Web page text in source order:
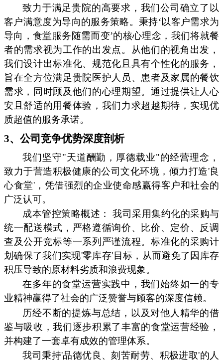
致力于满足贵院的高要求，我们公司确立了以
客户满意度为导向的服务策略。秉持‘以客户需求为
导向，食堂服务随需而变’的核心理念，我们将就餐
者的需求视为工作的出发点。从他们的视角出发，
我们设计出标准化、规范化且具有个性化的服务，
旨在全方位满足贵院医护人员、患者及家属的餐饮
需求，同时顾及他们的心理期望。通过提供让人心
安且舒适的用餐体验，我们力求超越期待，实现优
质超值的服务承诺。
3、公司竞争优势深度剖析
我们坚守"天道酬勤，厚德载业"的经营理念，
致力于营造积极健康的公司文化环境，倾力打造'良
心食堂'，凭借强烈的企业使命感赢得客户和社会的
广泛认可。
成本管控策略概述： 我司采用集约化的采购与
统一配送模式，严格遵循询价、比价、定价、反调
查及公开竞标等一系列严谨流程。标准化的采购计
划确保了我们实现'零库存'目标，从而避免了因库存
积压导致的原材料劣质和浪费现象。
在多年的食堂运营实践中，我们始终如一的专
业精神赢得了社会的广泛赞誉与顾客的深度信赖。
历经不断的提炼与总结，以及对他人精华的借
鉴与吸收，我们逐步积累了丰富的食堂运营经验，
并构建了一套卓有成效的管理体系。
我司秉持'品德优良、刻苦耐劳、积极进取'的人